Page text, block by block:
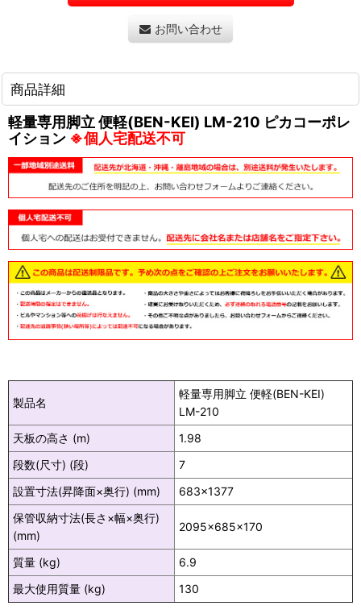
お問い合わせ
商品詳細
軽量専用脚立 便軽(BEN-KEI) LM-210 ピカコーポレ
イション ※個人宅配送不可
製品名
軽量専用脚立 便軽(BEN-KEI)
LM-210
天板の高さ (m)
1.98
段数(尺寸) (段)
7
設置寸法(昇降面×奥行) (mm)
683×1377
保管収納寸法(長さ×幅×奥行)
(mm)
2095×685×170
質量 (kg)
6.9
最大使用質量 (kg)
130